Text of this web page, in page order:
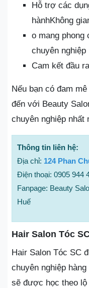
Hỗ trợ các
hànhKhông
o mang phong
chuyên nghiệp
Cam kết đầu
Nếu bạn có đam
đến với Beauty
chuyên nghiệp nhất
Thông tin liên hệ:
Địa chỉ: 124 Phan
Điện thoại: 0905 944
Fanpage: Beauty
Huế
Hair Salon Tóc
Hair Salon Tóc SC
chuyên nghiệp
sẽ được học theo